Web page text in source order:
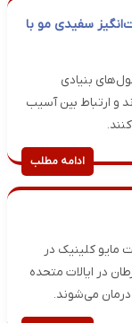
سفیدی مو با
بنیادی
و ارتباط بین آسیب
ادامه مطلب
کلینیک در
در ایالات متحده